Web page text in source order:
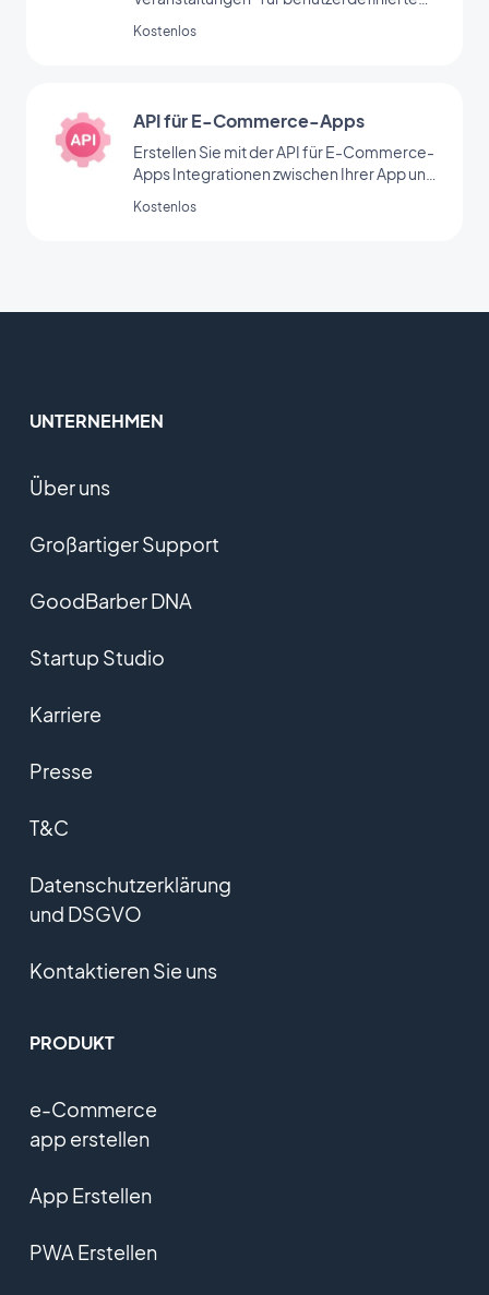
Veranstaltungen über Ihren eigenen
Kostenlos
API für E-Commerce-Apps
Erstellen Sie mit der API für E-Commerce-
Apps Integrationen zwischen Ihrer App und
Methoden zur Verfügung, um Push-
Kostenlos
UNTERNEHMEN
Über uns
Großartiger Support
GoodBarber DNA
Startup Studio
Karriere
Presse
T&C
Datenschutzerklärung
und DSGVO
Kontaktieren Sie uns
PRODUKT
e-Commerce
app erstellen
App Erstellen
PWA Erstellen